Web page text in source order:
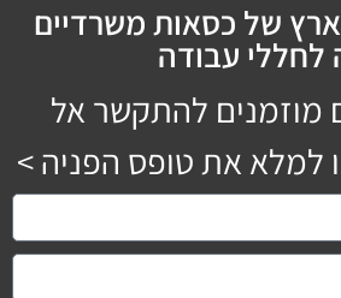
של כסאות משרדיים
לחללי עבודה
מוזמנים להתקשר אל
למלא את טופס הפניה >